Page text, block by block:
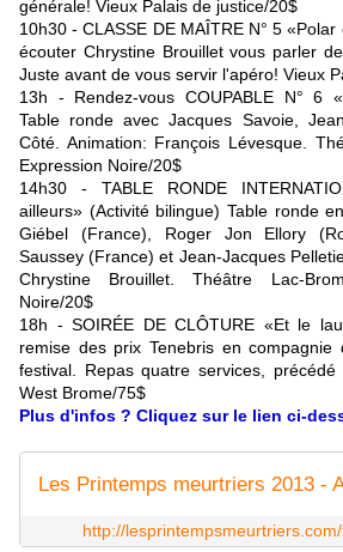
générale! Vieux Palais de justice/20$
10h30 - CLASSE DE MAÎTRE N° 5«Polar
écouter Chrystine Brouillet vous parler
Juste avant de vous servir l'apéro! Vieux
13h - Rendez-vous COUPABLE N° 6
Table ronde avec Jacques Savoie,
Côté. Animation: François Lévesque.
Expression Noire/20$
14h30 - TABLE RONDE
ailleurs» (Activité bilingue) Table ronde
Giébel (France), Roger Jon Ellory
Saussey (France) et Jean-Jacques
Chrystine Brouillet. Théâtre Lac-
Noire/20$
18h - SOIRÉE DE CLÔTURE «Et le
remise des prix Tenebris en compagnie
festival. Repas quatre services,
West Brome/75$
Plus d'infos ? Cliquez sur le lien ci-
Les Printemps meurtriers 2013 -
http://